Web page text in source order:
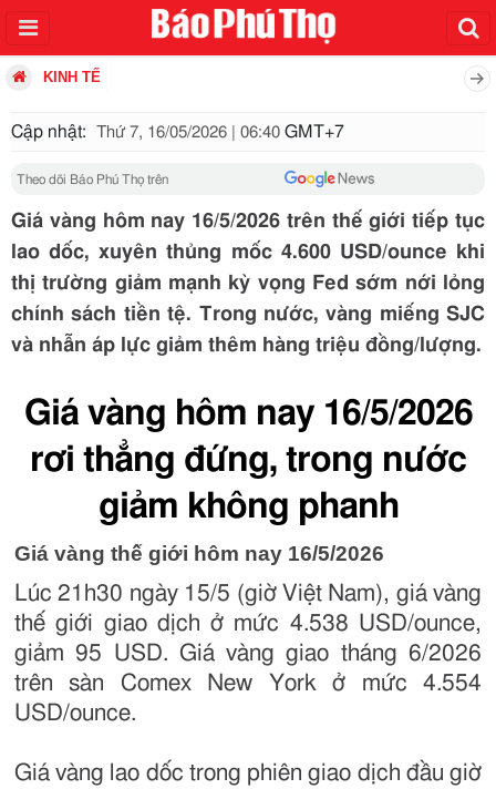
KINH TẾ
Cập nhật: Thứ 7, 16/05/2026 | 06:40 GMT+7
Theo dõi Báo Phú Thọ trên
Giá vàng hôm nay 16/5/2026 trên thế giới tiếp tục
lao dốc, xuyên thủng mốc 4.600 USD/ounce khi
thị trường giảm mạnh kỳ vọng Fed sớm nới lỏng
chính sách tiền tệ. Trong nước, vàng miếng SJC
và nhẫn áp lực giảm thêm hàng triệu đồng/lượng.
Giá vàng hôm nay 16/5/2026
rơi thẳng đứng, trong nước
giảm không phanh
Giá vàng thế giới hôm nay 16/5/2026
Lúc 21h30 ngày 15/5 (giờ Việt Nam), giá vàng
thế giới giao dịch ở mức 4.538 USD/ounce,
giảm 95 USD. Giá vàng giao tháng 6/2026
trên sàn Comex New York ở mức 4.554
USD/ounce.
Giá vàng lao dốc trong phiên giao dịch đầu giờ